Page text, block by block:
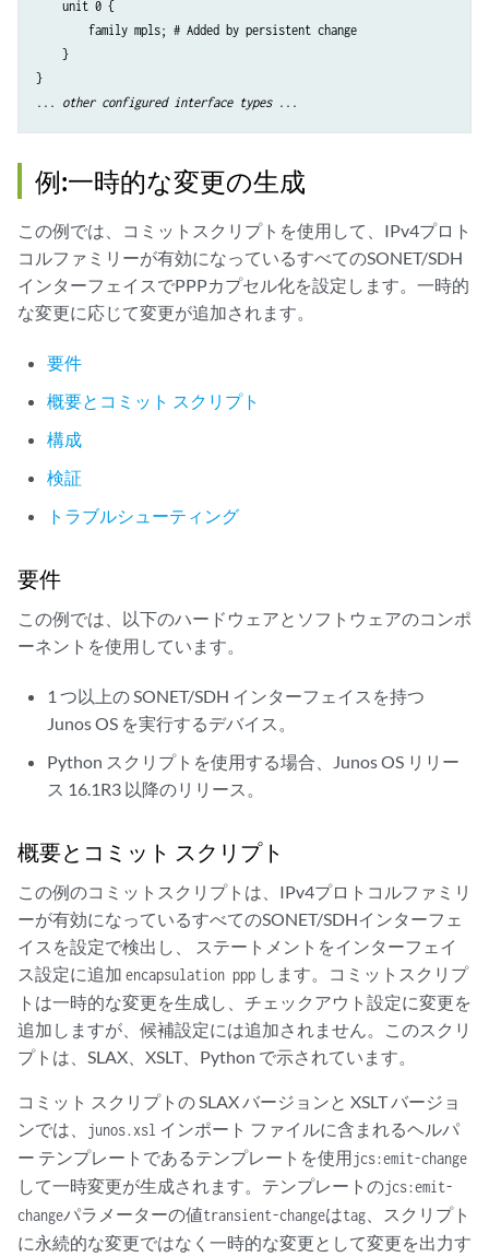
    unit 0 {
        family mpls; # Added by persistent change
    }
}
... other configured interface types ...
例:一時的な変更の生成
この例では、コミットスクリプトを使用して、IPv4プロト
コルファミリーが有効になっているすべてのSONET/SDH
インターフェイスでPPPカプセル化を設定します。一時的
な変更に応じて変更が追加されます。
要件
概要とコミット スクリプト
構成
検証
トラブルシューティング
要件
この例では、以下のハードウェアとソフトウェアのコンポ
ーネントを使用しています。
1 つ以上の SONET/SDH インターフェイスを持つ
Junos OS を実行するデバイス。
Python スクリプトを使用する場合、Junos OS リリー
ス 16.1R3 以降のリリース。
概要とコミット スクリプト
この例のコミットスクリプトは、IPv4プロトコルファミリ
ーが有効になっているすべてのSONET/SDHインターフェ
イスを設定で検出し、 ステートメントをインターフェイ
ス設定に追加 encapsulation ppp します。コミットスクリプ
トは一時的な変更を生成し、チェックアウト設定に変更を
追加しますが、候補設定には追加されません。このスクリ
プトは、SLAX、XSLT、Python で示されています。
コミット スクリプトの SLAX バージョンと XSLT バージョ
ンでは、
junos.xsl インポート ファイルに含まれるヘルパ
ー テンプレートであるテンプレートを使用jcs:emit-change
して一時変更が生成されます。テンプレートのjcs:emit-
changeパラメーターの値transient-changeはtag 、スクリプト
に永続的な変更ではなく 一時的な変更として変更を出力す